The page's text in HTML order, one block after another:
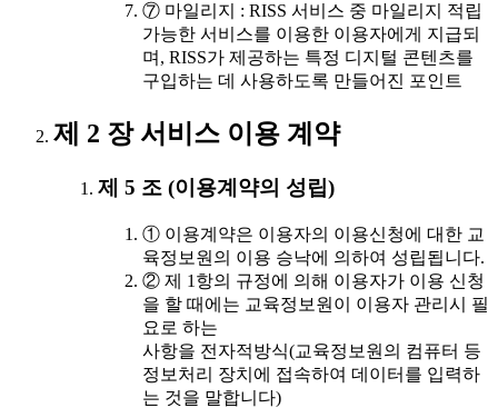
⑦ 마일리지 : RISS 서비스 중 마일리지 적립
가능한 서비스를 이용한 이용자에게 지급되
며, RISS가 제공하는 특정 디지털 콘텐츠를
구입하는 데 사용하도록 만들어진 포인트
제 2 장 서비스 이용 계약
제 5 조 (이용계약의 성립)
① 이용계약은 이용자의 이용신청에 대한 교
육정보원의 이용 승낙에 의하여 성립됩니다.
② 제 1항의 규정에 의해 이용자가 이용 신청
을 할 때에는 교육정보원이 이용자 관리시 필
요로 하는
사항을 전자적방식(교육정보원의 컴퓨터 등
정보처리 장치에 접속하여 데이터를 입력하
는 것을 말합니다)